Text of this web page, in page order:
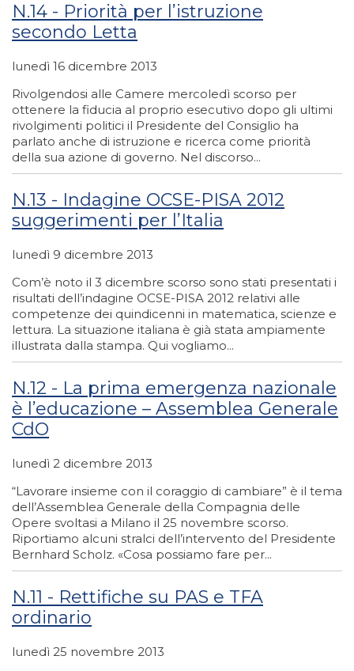
N.14 - Priorità per l’istruzione
secondo Letta
lunedì 16 dicembre 2013
Rivolgendosi alle Camere mercoledì scorso per
ottenere la fiducia al proprio esecutivo dopo gli ultimi
rivolgimenti politici il Presidente del Consiglio ha
parlato anche di istruzione e ricerca come priorità
della sua azione di governo. Nel discorso...
N.13 - Indagine OCSE-PISA 2012
suggerimenti per l’Italia
lunedì 9 dicembre 2013
Com’è noto il 3 dicembre scorso sono stati presentati i
risultati dell’indagine OCSE-PISA 2012 relativi alle
competenze dei quindicenni in matematica, scienze e
lettura. La situazione italiana è già stata ampiamente
illustrata dalla stampa. Qui vogliamo...
N.12 - La prima emergenza nazionale
è l’educazione – Assemblea Generale
CdO
lunedì 2 dicembre 2013
“Lavorare insieme con il coraggio di cambiare” è il tema
dell’Assemblea Generale della Compagnia delle
Opere svoltasi a Milano il 25 novembre scorso.
Riportiamo alcuni stralci dell’intervento del Presidente
Bernhard Scholz. «Cosa possiamo fare per...
N.11 - Rettifiche su PAS e TFA
ordinario
lunedì 25 novembre 2013